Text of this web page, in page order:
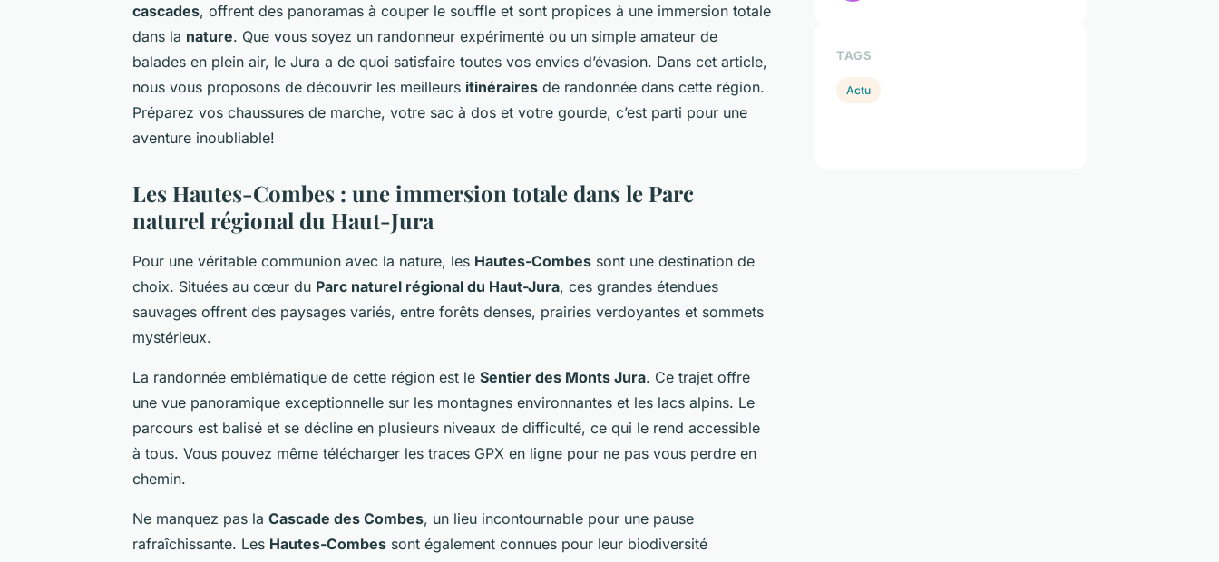
cascades, offrent des panoramas à couper le souffle et sont propices à une immersion totale
dans la nature. Que vous soyez un randonneur expérimenté ou un simple amateur de
balades en plein air, le Jura a de quoi satisfaire toutes vos envies d’évasion. Dans cet article,
nous vous proposons de découvrir les meilleurs itinéraires de randonnée dans cette région.
Préparez vos chaussures de marche, votre sac à dos et votre gourde, c’est parti pour une
aventure inoubliable!
Les Hautes-Combes : une immersion totale dans le Parc
naturel régional du Haut-Jura
Pour une véritable communion avec la nature, les Hautes-Combes sont une destination de
choix. Situées au cœur du Parc naturel régional du Haut-Jura, ces grandes étendues
sauvages offrent des paysages variés, entre forêts denses, prairies verdoyantes et sommets
mystérieux.
La randonnée emblématique de cette région est le Sentier des Monts Jura. Ce trajet offre
une vue panoramique exceptionnelle sur les montagnes environnantes et les lacs alpins. Le
parcours est balisé et se décline en plusieurs niveaux de difficulté, ce qui le rend accessible
à tous. Vous pouvez même télécharger les traces GPX en ligne pour ne pas vous perdre en
chemin.
Ne manquez pas la Cascade des Combes, un lieu incontournable pour une pause
rafraîchissante. Les Hautes-Combes sont également connues pour leur biodiversité
TAGS
Actu